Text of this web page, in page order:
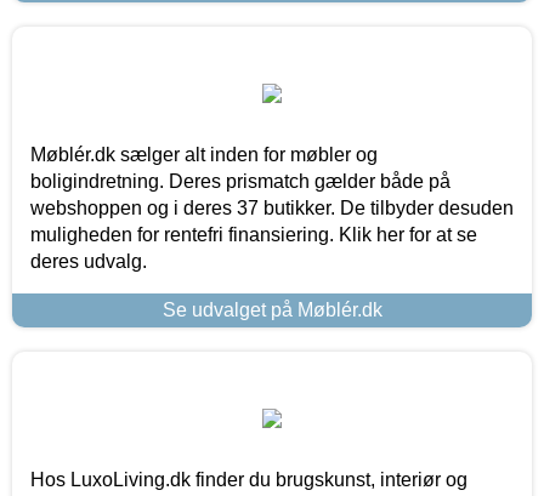
Møblér.dk sælger alt inden for møbler og
boligindretning. Deres prismatch gælder både på
webshoppen og i deres 37 butikker. De tilbyder desuden
muligheden for rentefri finansiering. Klik her for at se
deres udvalg.
Se udvalget på Møblér.dk
Hos LuxoLiving.dk finder du brugskunst, interiør og